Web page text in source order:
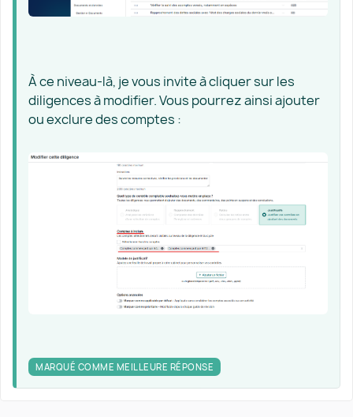
À ce niveau-là, je vous invite à cliquer sur les
diligences à modifier. Vous pourrez ainsi ajouter
ou exclure des comptes :
MARQUÉ COMME MEILLEURE RÉPONSE